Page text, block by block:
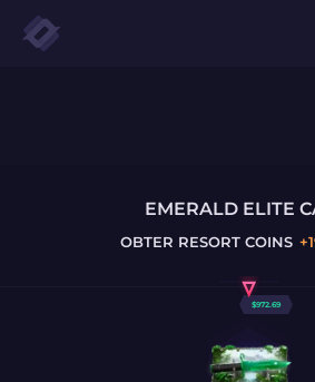
EMERALD ELITE
OBTER RESORT COINS +
$972.69